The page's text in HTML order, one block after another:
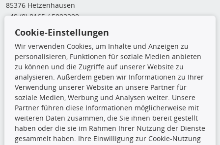
85376 Hetzenhausen
+49 (0) 8165 / 5093200
shop@teilando.de
Top Produkte
Beleuchtung
Bremsbeläge
Bremsscheiben
Kupplungssatz
Querlenker
Radlager
Stoßdämpfer
Cookie-Einstellungen
Wir verwenden Cookies, um Inhalte und Anzeigen zu
personalisieren, Funktionen für soziale Medien anbieten
zu können und die Zugriffe auf unserer Website zu
analysieren. Außerdem geben wir Informationen zu Ihrer
Verwendung unserer Website an unsere Partner für
soziale Medien, Werbung und Analysen weiter. Unsere
Partner führen diese Informationen möglicherweise mit
weiteren Daten zusammen, die Sie ihnen bereit gestellt
haben oder die sie im Rahmen Ihrer Nutzung der Dienste
gesammelt haben. Ihre Einwilligung zur Cookie-Nutzung